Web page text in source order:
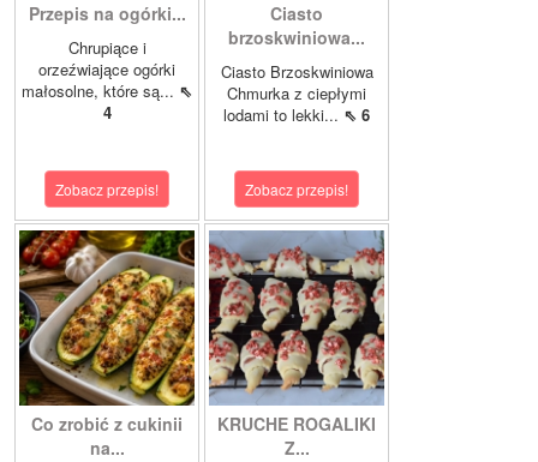
Przepis na ogórki...
Chrupiące i
orzeźwiające ogórki
małosolne, które są... ⇖
4
Zobacz przepis!
Ciasto
brzoskwiniowa...
Ciasto Brzoskwiniowa
Chmurka z ciepłymi
lodami to lekki... ⇖ 6
Zobacz przepis!
Co zrobić z cukinii
na...
KRUCHE ROGALIKI
Z...